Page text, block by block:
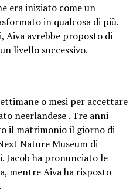
era iniziato come un
in qualcosa di più.
Aiva avrebbe proposto di
livello successivo.
o mesi per accettare
neerlandese . Tre anni
il matrimonio il giorno di
Nature Museum di
Jacob ha pronunciato le
mentre Aiva ha risposto